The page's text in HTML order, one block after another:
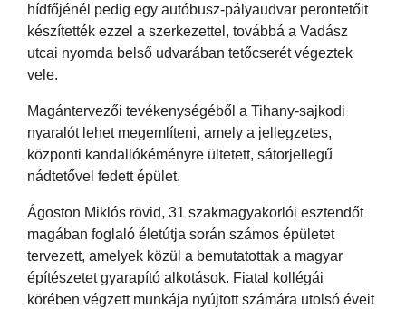
hídfőjénél pedig egy autóbusz-pályaudvar perontetőit
készítették ezzel a szerkezettel, továbbá a Vadász
utcai nyomda belső udvarában tetőcserét végeztek
vele.
Magántervezői tevékenységéből a Tihany-sajkodi
nyaralót lehet megemlíteni, amely a jellegzetes,
központi kandallókéményre ültetett, sátorjellegű
nádtetővel fedett épület.
Ágoston Miklós rövid, 31 szakmagyakorlói esztendőt
magában foglaló életútja során számos épületet
tervezett, amelyek közül a bemutatottak a magyar
építészetet gyarapító alkotások. Fiatal kollégái
körében végzett munkája nyújtott számára utolsó éveit